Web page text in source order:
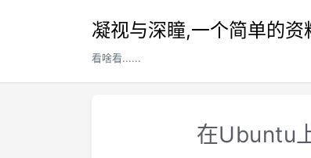
凝视与深瞳,一个简单的资
看啥看......
在Ubuntu